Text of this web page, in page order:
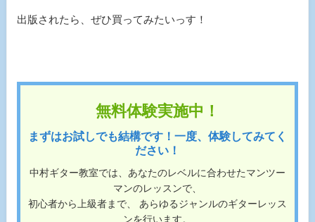
出版されたら、ぜひ買ってみたいっす！
無料体験実施中！
まずはお試しでも結構です！一度、体験してみてく
ださい！
中村ギター教室では、あなたのレベルに合わせたマンツー
マンのレッスンで、
初心者から上級者まで、 あらゆるジャンルのギターレッス
ンを行います。